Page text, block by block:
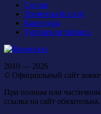
Состав
Тренерский штаб
Календарь
Турнирная таблица
2010 — 2026
© Официальный сайт
При полном или частичном
ссылка на сайт обязательна.